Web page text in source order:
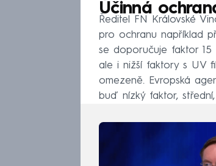
Účinná
Ředitel FN Královské
pro ochranu například
se doporučuje faktor 15
ale i nižší faktory s UV
omezeně. Evropská
buď nízký faktor,